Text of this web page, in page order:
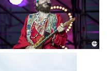
BEACH
PARTY2_PH©TITTI
FABOZZI.JPG